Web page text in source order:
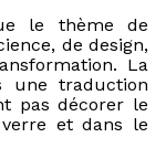
le thème de
de design,
La
une traduction
pas décorer le
et dans le